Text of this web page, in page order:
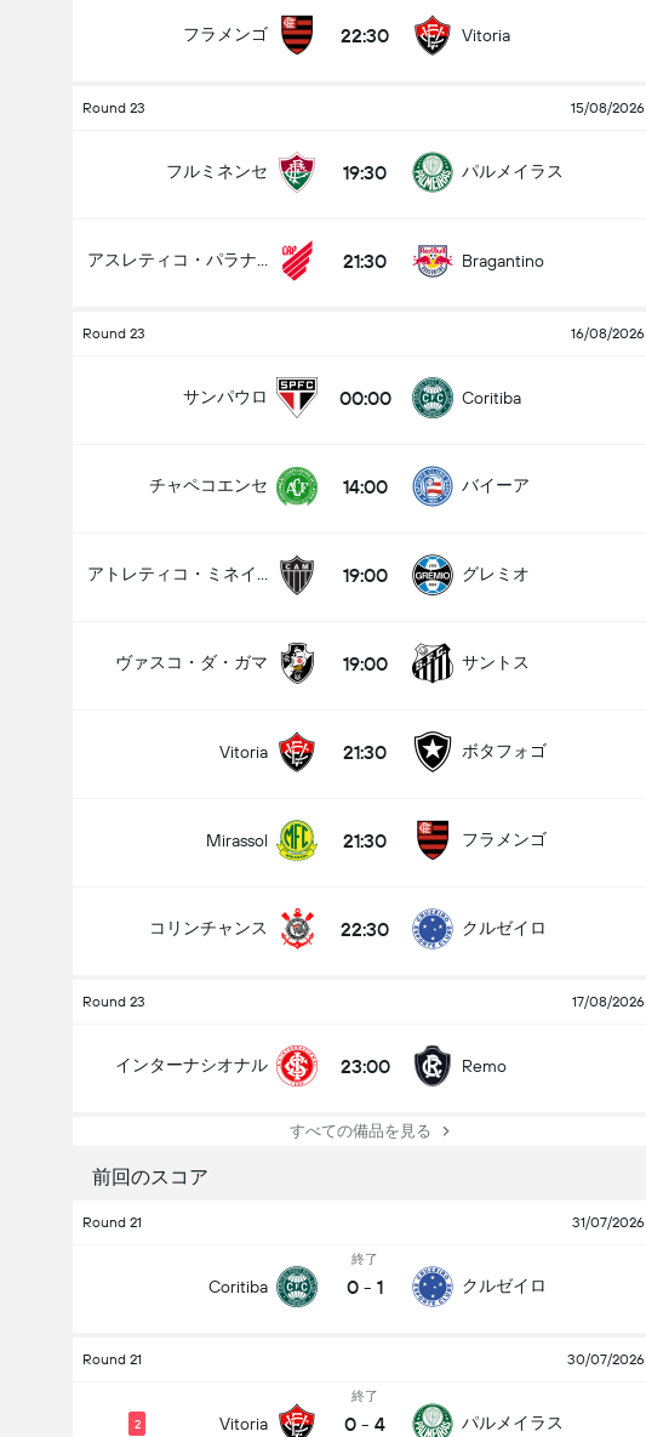
フラメンゴ 22:30 Vitoria
Round 23 15/08/2026
フルミネンセ 19:30 パルメイラス
21:30 Bragantino
Round 23 16/08/2026
サンパウロ 00:00 Coritiba
チャペコエンセ 14:00 バイーア
19:00 グレミオ
ヴァスコ・ダ・ガマ 19:00 サントス
Vitoria 21:30 ボタフォゴ
Mirassol 21:30 フラメンゴ
コリンチャンス 22:30 クルゼイロ
Round 23 17/08/2026
インターナシオナル 23:00 Remo
すべての備品を見る
前回のスコア
Round 21 31/07/2026
Coritiba
終了
0 - 1 クルゼイロ
Round 21 30/07/2026
Vitoria
2
終了
0 - 4 パルメイラス